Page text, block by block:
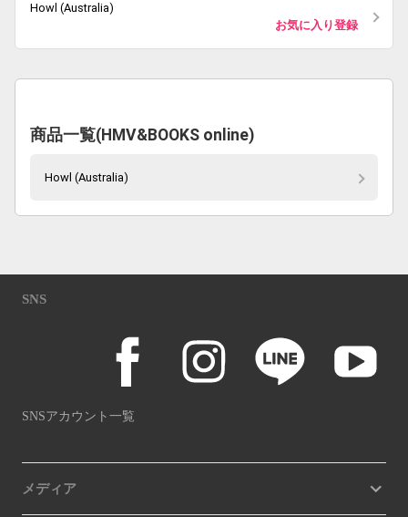
Howl (Australia)
お気に入り登録
商品一覧(HMV&BOOKS online)
Howl (Australia)
SNS
SNSアカウント一覧
メディア